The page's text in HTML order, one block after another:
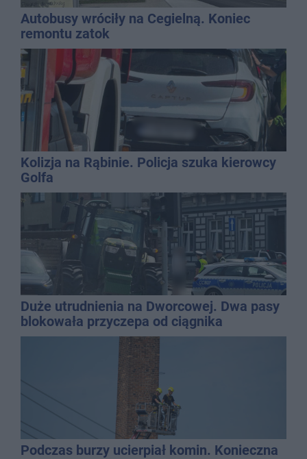
Autobusy wróciły na Cegielną. Koniec
remontu zatok
Kolizja na Rąbinie. Policja szuka kierowcy
Golfa
Duże utrudnienia na Dworcowej. Dwa pasy
blokowała przyczepa od ciągnika
Podczas burzy ucierpiał komin. Konieczna